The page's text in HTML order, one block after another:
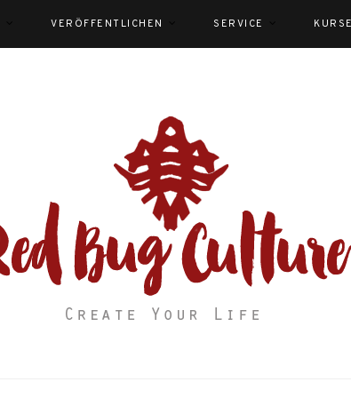
VERÖFFENTLICHEN SERVICE KURSE